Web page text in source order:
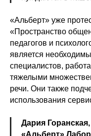
«Альберт» уже
«Пространство
педагогов и
является
специалистов,
тяжелыми
речи. Они также
использования
Дария